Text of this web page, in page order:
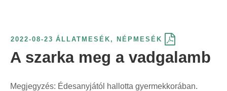
2022-08-23 ÁLLATMESÉK , NÉPMESÉK
A szarka meg a vadgalamb
Megjegyzés: Édesanyjától hallotta gyermekkorában.